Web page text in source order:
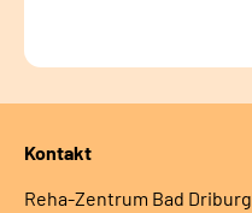
Kontakt
Reha-Zentrum Bad Driburg